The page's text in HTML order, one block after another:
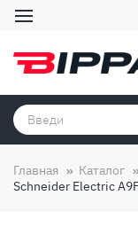
Категории товаров
Способы покупки
Главная Каталог
Schneider Electric